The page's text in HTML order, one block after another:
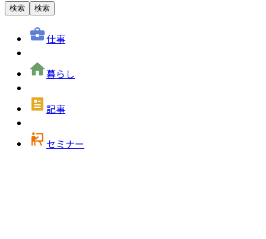
検索 検索
仕事
暮らし
記事
セミナー